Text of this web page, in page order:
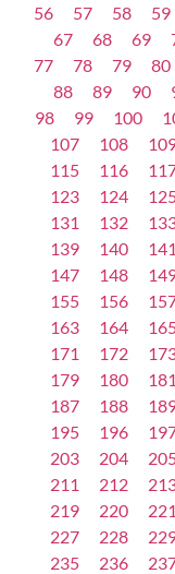
56
57 58 59
67
68 69
77
78 79 80
88
89 90
98
99 100
107
108
115
116
123
124
131
132
139
140 141
147
148
155
156
163
164
171
172
179
180 181
187
188
195
196
203
204
211
212
219
220 221
227
228
235
236